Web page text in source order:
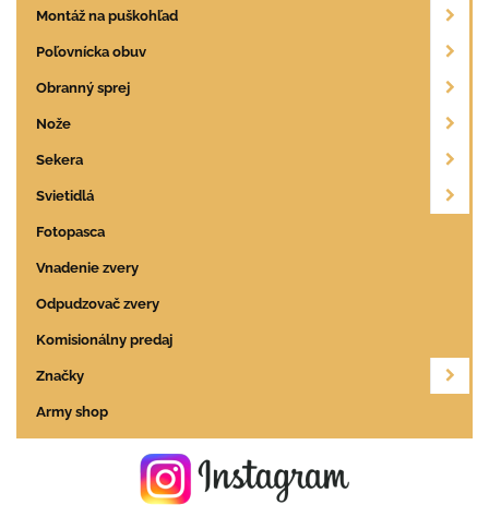
Montáž na puškohľad
Poľovnícka obuv
Obranný sprej
Nože
Sekera
Svietidlá
Fotopasca
Vnadenie zvery
Odpudzovač zvery
Komisionálny predaj
Značky
Army shop